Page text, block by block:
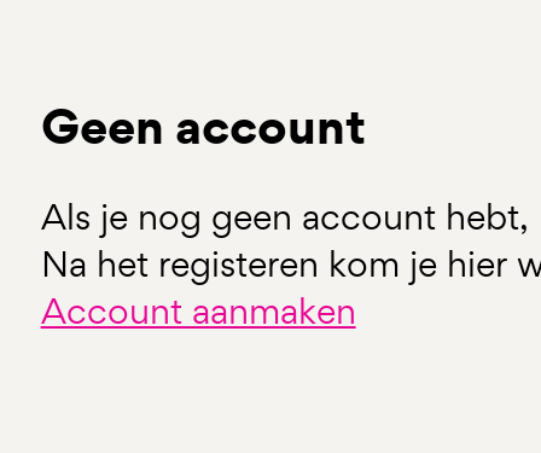
Geen account
Als je nog geen account hebt,
Na het registeren kom je hier
Account aanmaken